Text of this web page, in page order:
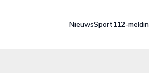
NieuwsSport112-